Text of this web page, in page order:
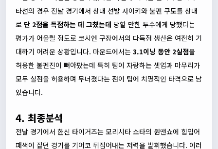
타선의 경우 전날 경기에서 상대 선발 사이키와 불펜 쿠도를 상대
로 단 2점을 득점하는 데 그쳤는데 당할 만한 투수에게 당했다는
평가가 어울릴 정도로 코시엔 구장에서의 다득점 생산은 여전히 기
대하기 어려운 상황입니다. 마운드에서는 3.1이닝 동안 2실점을
허용한 불펜진이 뼈아팠는데 특히 팀이 자랑하는 셋업과 마무리가
모두 실점을 허용하며 무너졌다는 점이 팀에 치명적인 타격으로 남
았습니다.
4. 최종분석
전날 경기에서 한신 타이거즈는 모리시타 쇼타의 원맨쇼에 힘입어
패색이 짙던 경기를 기어코 뒤집어내는 저력을 발휘했습니다. 이러